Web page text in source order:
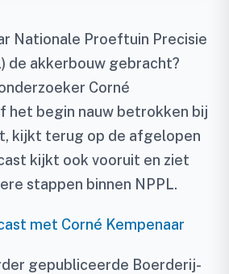
Nationale Proeftuin Precisie
de akkerbouw gebracht?
Corné
het begin nauw betrokken bij
kijkt terug op de afgelopen
kijkt ook vooruit en ziet
stappen binnen NPPL.
met Corné Kempenaar
gepubliceerde Boerderij-